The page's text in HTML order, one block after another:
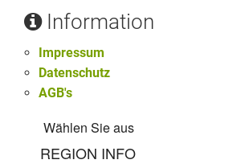
Information
Impressum
Datenschutz
AGB's
Wählen Sie aus
REGION INFO